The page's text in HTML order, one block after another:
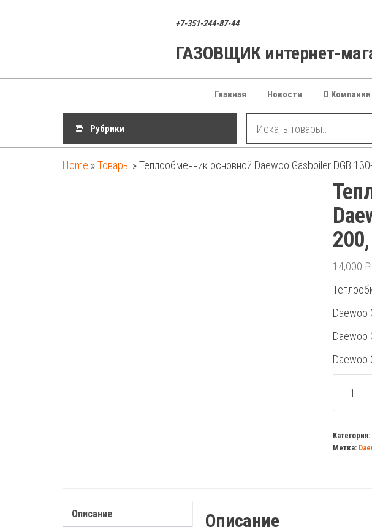
Перейти
отопления
+7-351-244-87-44
ГАЗОВЩИК интернет-
Главная Новости О Компании
Рубрики
Home »Товары »Теплообменник основной Daewoo Gasboiler DGB
14,000 ₽
Daewoo
Daewoo
Daewoo
товара
Daewoo
Категория:
Метка:
Описание Описание